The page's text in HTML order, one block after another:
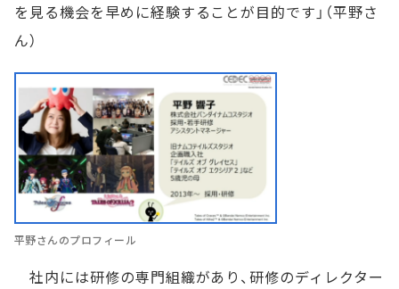
を見る機会を早めに経験することが目的です」（平野さ
ん）
平野さんのプロフィール
社内には研修の専門組織があり、研修のディレクター